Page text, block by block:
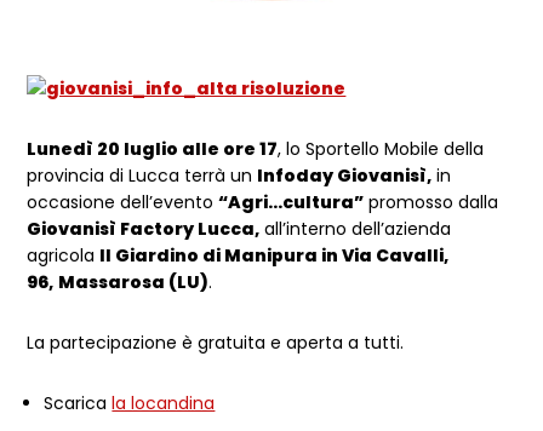
Lunedì 20 luglio alle ore 17, lo Sportello Mobile della
provincia di Lucca terrà un Infoday Giovanisì, in
occasione dell’evento“Agri…cultura” promosso dalla
Giovanisì Factory Lucca, all’interno dell’azienda
agricola Il Giardino di Manipura in Via Cavalli,
96, Massarosa (LU).
La partecipazione è gratuita e aperta a tutti.
Scaricala locandina